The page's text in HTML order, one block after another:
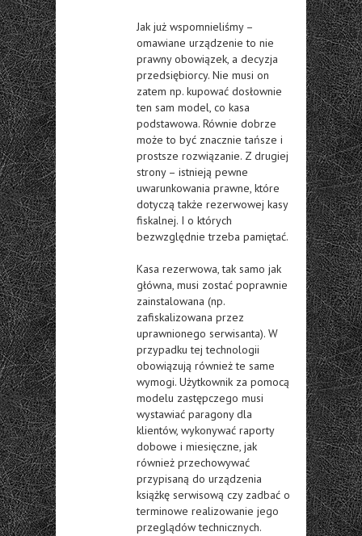
Jak już wspomnieliśmy –
omawiane urządzenie to nie
prawny obowiązek, a decyzja
przedsiębiorcy. Nie musi on
zatem np. kupować dosłownie
ten sam model, co kasa
podstawowa. Równie dobrze
może to być znacznie tańsze i
prostsze rozwiązanie. Z drugiej
strony – istnieją pewne
uwarunkowania prawne, które
dotyczą także rezerwowej kasy
fiskalnej. I o których
bezwzględnie trzeba pamiętać.
Kasa rezerwowa, tak samo jak
główna, musi zostać poprawnie
zainstalowana (np.
zafiskalizowana przez
uprawnionego serwisanta). W
przypadku tej technologii
obowiązują również te same
wymogi. Użytkownik za pomocą
modelu zastępczego musi
wystawiać paragony dla
klientów, wykonywać raporty
dobowe i miesięczne, jak
również przechowywać
przypisaną do urządzenia
książkę serwisową czy zadbać o
terminowe realizowanie jego
przeglądów technicznych.